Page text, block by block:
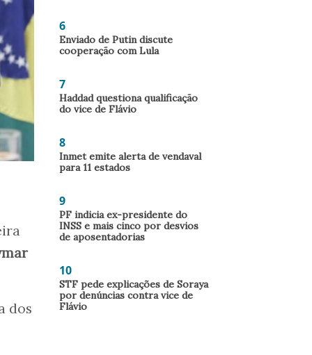
dos
6
Enviado de Putin discute
cooperação com Lula
7
Haddad questiona qualificação
do vice de Flávio
8
Inmet emite alerta de vendaval
para 11 estados
9
PF indicia ex-presidente do
INSS e mais cinco por desvios
de aposentadorias
10
STF pede explicações de Soraya
por denúncias contra vice de
Flávio